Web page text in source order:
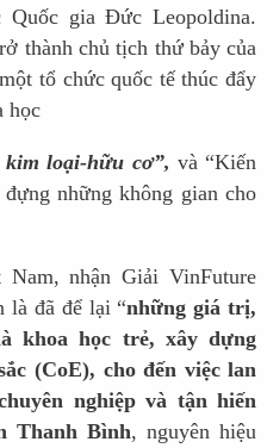
gia Đức Leopoldina.
thành chủ tịch thứ bảy của
tổ chức quốc tế thúc đẩy
học
loại-hữu cơ”, và “Kiến
những không gian cho
nhận Giải VinFuture
là đã để lại “những giá trị,
khoa học trẻ, xây dựng
(CoE), cho đến việc lan
nghiệp và tận hiến
Thanh Bình, nguyên hiệu